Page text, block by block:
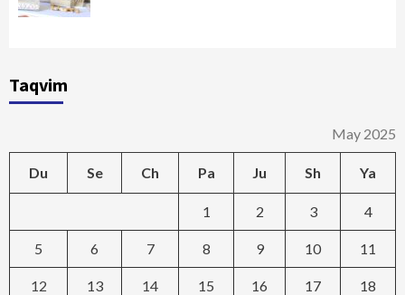
Taqvim
May 2025
Du Se Ch Pa Ju Sh Ya
1 2 3 4
5 6 7 8 9 10 11
12 13 14 15 16 17 18